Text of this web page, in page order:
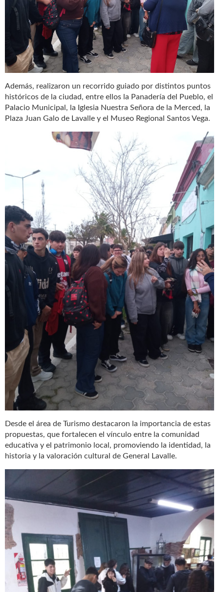
Además, realizaron un recorrido guiado por distintos puntos
históricos de la ciudad, entre ellos la Panadería del Pueblo, el
Palacio Municipal, la Iglesia Nuestra Señora de la Merced, la
Plaza Juan Galo de Lavalle y el Museo Regional Santos Vega.
Desde el área de Turismo destacaron la importancia de estas
propuestas, que fortalecen el vínculo entre la comunidad
educativa y el patrimonio local, promoviendo la identidad, la
historia y la valoración cultural de General Lavalle.